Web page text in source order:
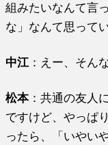
組みたいなんて言
な」なんて思って
中江 ：えー、そん
松本：共通の友人
ですけど、やっぱ
ったら、「いやい